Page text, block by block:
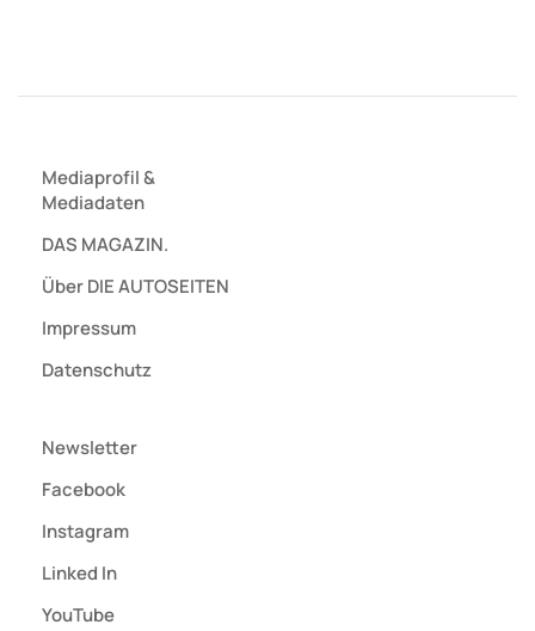
Mediaprofil&
Mediadaten
DAS MAGAZIN.
Über DIE AUTOSEITEN
Impressum
Datenschutz
Newsletter
Facebook
Instagram
Linked In
YouTube